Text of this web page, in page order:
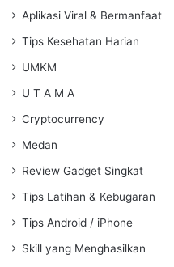
Aplikasi Viral & Bermanfaat
Tips Kesehatan Harian
UMKM
U T A M A
Cryptocurrency
Medan
Review Gadget Singkat
Tips Latihan & Kebugaran
Tips Android / iPhone
Skill yang Menghasilkan